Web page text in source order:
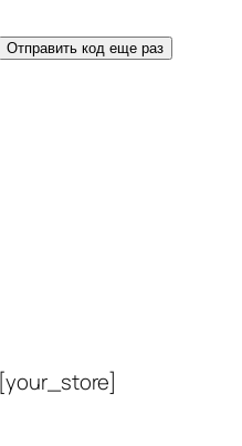
[your_store]